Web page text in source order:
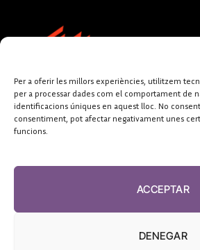
Per a oferir les millors experiències, utilitzem
per a processar dades com el comportament de
identificacions úniques en aquest lloc. No
consentiment, pot afectar negativament unes
funcions.
ACCEPTAR
DENEGAR
FUNDACIÓ